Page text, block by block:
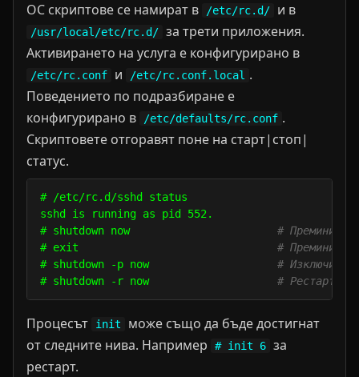
ОС скриптове се намират в
/etc/rc.d/ и в
/usr/local/etc/rc.d/ за трети приложения.
Активирането на услуга е конфигурирано в
/etc/rc.conf и /etc/rc.conf.local .
Поведението по подразбиране е
конфигурирано в
/etc/defaults/rc.conf .
Скриптовете отгоравят поне на старт|стоп|
статус.
# /etc/rc.d/sshd status
sshd is running as pid 552.
# shutdown now # Премини в
# exit # Премини в
# shutdown -p now # Изключи и
# shutdown -r now #
Процесът init
може също да бъде достигнат
от следните нива. Например
# init 6 за
рестарт.